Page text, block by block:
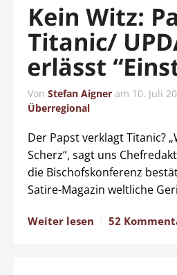
Kein Witz:
Titanic/
erlässt
Von Stefan Aigner am 10. Juli
Überregional
Der Papst verklagt Titanic?
Scherz“, sagt uns
die Bischofskonferenz
Satire-Magazin weltliche
Weiter lesen 52